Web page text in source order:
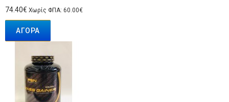
74.40€ Χωρίς ΦΠΑ: 60.00€
ΑΓΟΡΆ